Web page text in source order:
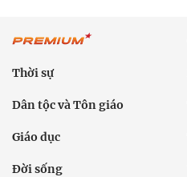
Thời sự
Dân tộc và Tôn giáo
Giáo dục
Đời sống